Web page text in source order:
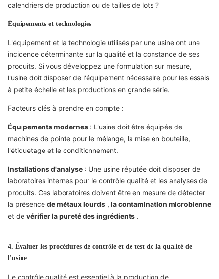
calendriers de production ou de tailles de lots ?
Équipements et technologies
L'équipement et la technologie utilisés par une usine ont une
incidence déterminante sur la qualité et la constance de ses
produits. Si vous développez une formulation sur mesure,
l'usine doit disposer de l'équipement nécessaire pour les essais
à petite échelle et les productions en grande série.
Facteurs clés à prendre en compte :
Équipements modernes : L'usine doit être équipée de
machines de pointe pour le mélange, la mise en bouteille,
l'étiquetage et le conditionnement.
Installations d'analyse : Une usine réputée doit disposer de
laboratoires internes pour le contrôle qualité et les analyses de
produits. Ces laboratoires doivent être en mesure de détecter
la présence de métaux lourds , la contamination microbienne
et de vérifier la pureté des ingrédients .
4. Évaluer les procédures de contrôle et de test de la qualité de
l'usine
Le contrôle qualité est essentiel à la production de